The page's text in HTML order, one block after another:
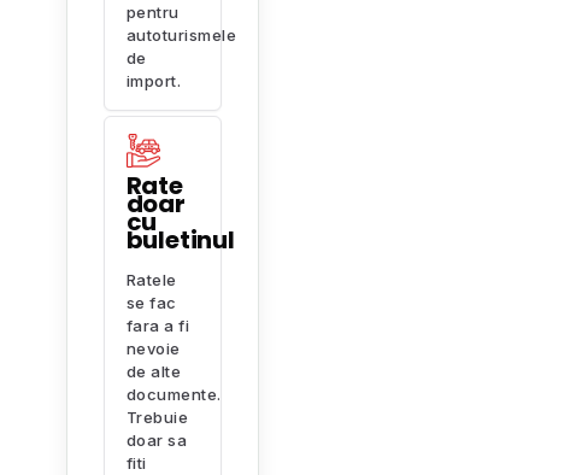
pentru
autoturismele
de
import.
Rate
doar
cu
buletinul
Ratele
se fac
fara a fi
nevoie
de alte
documente.
Trebuie
doar sa
fiti